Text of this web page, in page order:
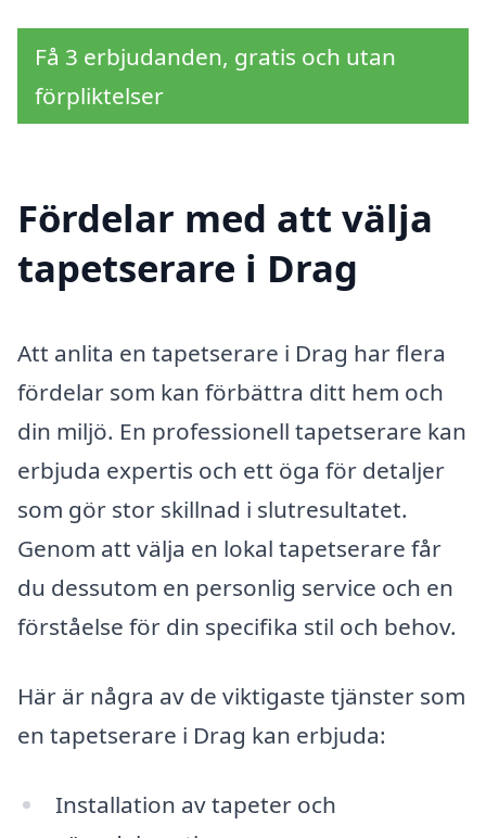
Få 3 erbjudanden, gratis och utan
förpliktelser
Fördelar med att välja
tapetserare i Drag
Att anlita en tapetserare i Drag har flera
fördelar som kan förbättra ditt hem och
din miljö. En professionell tapetserare kan
erbjuda expertis och ett öga för detaljer
som gör stor skillnad i slutresultatet.
Genom att välja en lokal tapetserare får
du dessutom en personlig service och en
förståelse för din specifika stil och behov.
Här är några av de viktigaste tjänster som
en tapetserare i Drag kan erbjuda:
Installation av tapeter och